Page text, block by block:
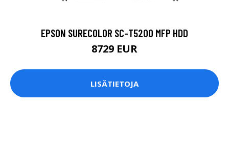
EPSON SURECOLOR SC-T5200 MFP HDD
8729 EUR
LISÄTIETOJA